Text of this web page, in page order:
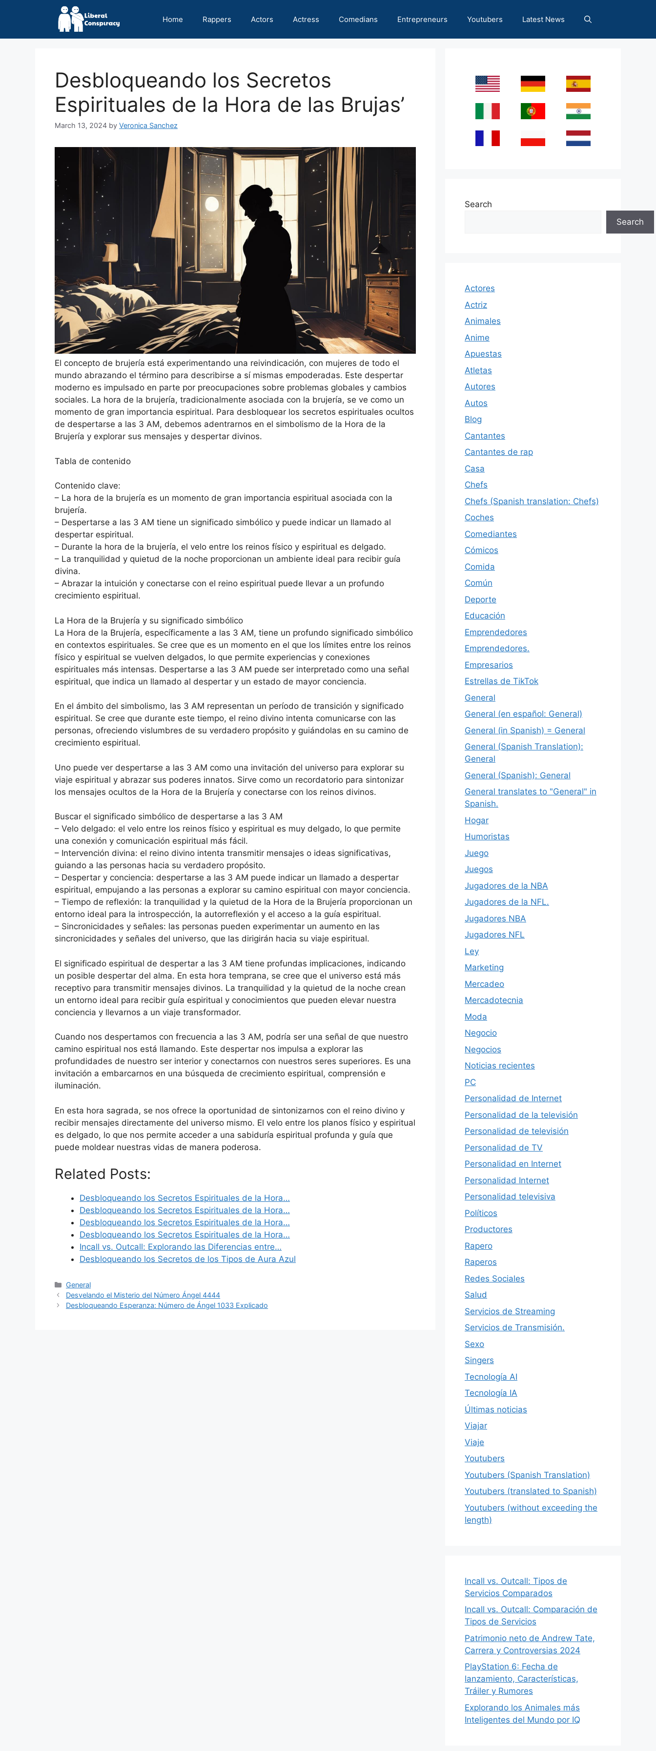
Home Rappers Actors Actress Comedians Entrepreneurs Youtubers Latest News
Desbloqueando los Secretos
Espirituales de la Hora de las Brujas’
March 13, 2024 by Veronica Sanchez
El concepto de brujería está experimentando una reivindicación, con mujeres de todo el
mundo abrazando el término para describirse a sí mismas empoderadas. Este despertar
moderno es impulsado en parte por preocupaciones sobre problemas globales y cambios
sociales. La hora de la brujería, tradicionalmente asociada con la brujería, se ve como un
momento de gran importancia espiritual. Para desbloquear los secretos espirituales ocultos
de despertarse a las 3 AM, debemos adentrarnos en el simbolismo de la Hora de la
Brujería y explorar sus mensajes y despertar divinos.
Tabla de contenido
Contenido clave:
– La hora de la brujería es un momento de gran importancia espiritual asociada con la
brujería.
– Despertarse a las 3 AM tiene un significado simbólico y puede indicar un llamado al
despertar espiritual.
– Durante la hora de la brujería, el velo entre los reinos físico y espiritual es delgado.
– La tranquilidad y quietud de la noche proporcionan un ambiente ideal para recibir guía
divina.
– Abrazar la intuición y conectarse con el reino espiritual puede llevar a un profundo
crecimiento espiritual.
La Hora de la Brujería y su significado simbólico
La Hora de la Brujería, específicamente a las 3 AM, tiene un profundo significado simbólico
en contextos espirituales. Se cree que es un momento en el que los límites entre los reinos
físico y espiritual se vuelven delgados, lo que permite experiencias y conexiones
espirituales más intensas. Despertarse a las 3 AM puede ser interpretado como una señal
espiritual, que indica un llamado al despertar y un estado de mayor conciencia.
En el ámbito del simbolismo, las 3 AM representan un período de transición y significado
espiritual. Se cree que durante este tiempo, el reino divino intenta comunicarse con las
personas, ofreciendo vislumbres de su verdadero propósito y guiándolas en su camino de
crecimiento espiritual.
Uno puede ver despertarse a las 3 AM como una invitación del universo para explorar su
viaje espiritual y abrazar sus poderes innatos. Sirve como un recordatorio para sintonizar
los mensajes ocultos de la Hora de la Brujería y conectarse con los reinos divinos.
Buscar el significado simbólico de despertarse a las 3 AM
– Velo delgado: el velo entre los reinos físico y espiritual es muy delgado, lo que permite
una conexión y comunicación espiritual más fácil.
– Intervención divina: el reino divino intenta transmitir mensajes o ideas significativas,
guiando a las personas hacia su verdadero propósito.
– Despertar y conciencia: despertarse a las 3 AM puede indicar un llamado a despertar
espiritual, empujando a las personas a explorar su camino espiritual con mayor conciencia.
– Tiempo de reflexión: la tranquilidad y la quietud de la Hora de la Brujería proporcionan un
entorno ideal para la introspección, la autorreflexión y el acceso a la guía espiritual.
– Sincronicidades y señales: las personas pueden experimentar un aumento en las
sincronicidades y señales del universo, que las dirigirán hacia su viaje espiritual.
El significado espiritual de despertar a las 3 AM tiene profundas implicaciones, indicando
un posible despertar del alma. En esta hora temprana, se cree que el universo está más
receptivo para transmitir mensajes divinos. La tranquilidad y la quietud de la noche crean
un entorno ideal para recibir guía espiritual y conocimientos que pueden elevar nuestra
conciencia y llevarnos a un viaje transformador.
Cuando nos despertamos con frecuencia a las 3 AM, podría ser una señal de que nuestro
camino espiritual nos está llamando. Este despertar nos impulsa a explorar las
profundidades de nuestro ser interior y conectarnos con nuestros seres superiores. Es una
invitación a embarcarnos en una búsqueda de crecimiento espiritual, comprensión e
iluminación.
En esta hora sagrada, se nos ofrece la oportunidad de sintonizarnos con el reino divino y
recibir mensajes directamente del universo mismo. El velo entre los planos físico y espiritual
es delgado, lo que nos permite acceder a una sabiduría espiritual profunda y guía que
puede moldear nuestras vidas de manera poderosa.
Related Posts:
Desbloqueando los Secretos Espirituales de la Hora…
Desbloqueando los Secretos Espirituales de la Hora…
Desbloqueando los Secretos Espirituales de la Hora…
Desbloqueando los Secretos Espirituales de la Hora…
Incall vs. Outcall: Explorando las Diferencias entre…
Desbloqueando los Secretos de los Tipos de Aura Azul
Categories
General
Desvelando el Misterio del Número Ángel 4444
Desbloqueando Esperanza: Número de Ángel 1033 Explicado
Search
Search
Actores
Actriz
Animales
Anime
Apuestas
Atletas
Autores
Autos
Blog
Cantantes
Cantantes de rap
Casa
Chefs
Chefs (Spanish translation: Chefs)
Coches
Comediantes
Cómicos
Comida
Común
Deporte
Educación
Emprendedores
Emprendedores.
Empresarios
Estrellas de TikTok
General
General (en español: General)
General (in Spanish) = General
General (Spanish Translation):
General
General (Spanish): General
General translates to "General" in
Spanish.
Hogar
Humoristas
Juego
Juegos
Jugadores de la NBA
Jugadores de la NFL.
Jugadores NBA
Jugadores NFL
Ley
Marketing
Mercadeo
Mercadotecnia
Moda
Negocio
Negocios
Noticias recientes
PC
Personalidad de Internet
Personalidad de la televisión
Personalidad de televisión
Personalidad de TV
Personalidad en Internet
Personalidad Internet
Personalidad televisiva
Políticos
Productores
Rapero
Raperos
Redes Sociales
Salud
Servicios de Streaming
Servicios de Transmisión.
Sexo
Singers
Tecnología AI
Tecnología IA
Últimas noticias
Viajar
Viaje
Youtubers
Youtubers (Spanish Translation)
Youtubers (translated to Spanish)
Youtubers (without exceeding the
length)
Incall vs. Outcall: Tipos de
Servicios Comparados
Incall vs. Outcall: Comparación de
Tipos de Servicios
Patrimonio neto de Andrew Tate,
Carrera y Controversias 2024
PlayStation 6: Fecha de
lanzamiento, Características,
Tráiler y Rumores
Explorando los Animales más
Inteligentes del Mundo por IQ